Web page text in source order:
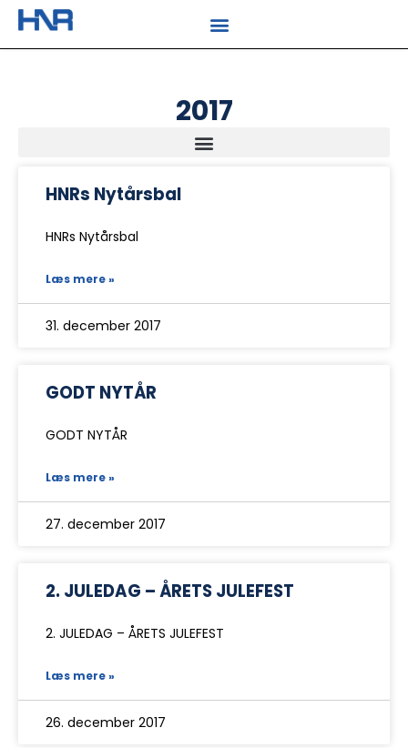
2017
HNRs Nytårsbal
HNRs Nytårsbal
Læs mere »
31. december 2017
GODT NYTÅR
GODT NYTÅR
Læs mere »
27. december 2017
2. JULEDAG – ÅRETS JULEFEST
2. JULEDAG – ÅRETS JULEFEST
Læs mere »
26. december 2017